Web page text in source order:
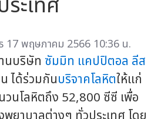
17 พฤษภาคม 2566 10:36 น.
นบริษัท ซัมมิท แคปปิตอล ลีส
ได้ร่วมกันบริจาคโลหิตให้แก่
วนโลหิตถึง 52,800 ซีซี เพื่อ